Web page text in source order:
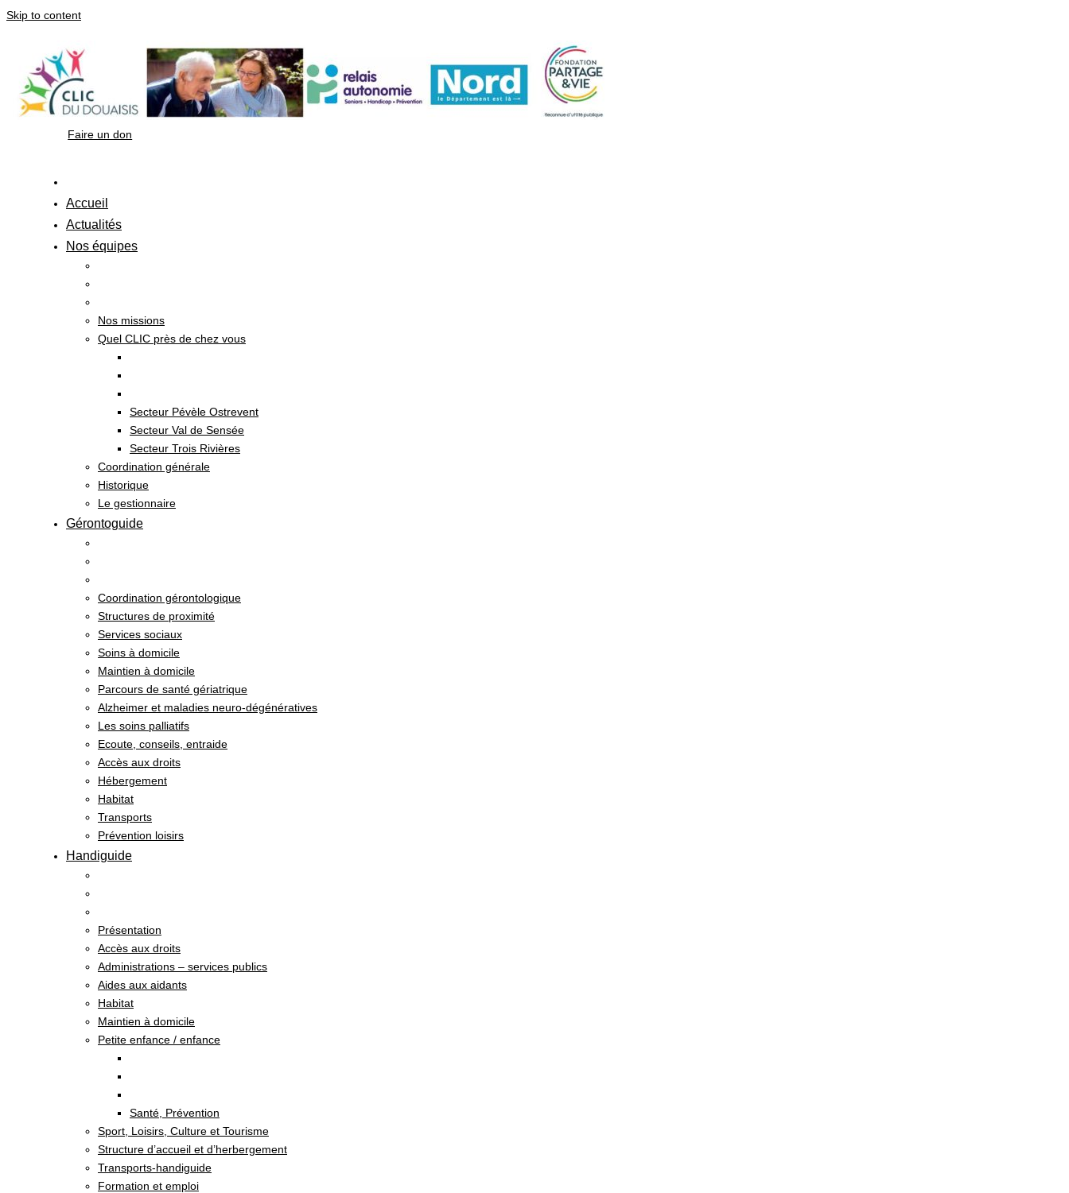
Skip to content
Faire un don
Accueil
Actualités
Nos équipes
Nos missions
Quel CLIC près de chez vous
Secteur Pévèle Ostrevent
Secteur Val de Sensée
Secteur Trois Rivières
Coordination générale
Historique
Le gestionnaire
Gérontoguide
Coordination gérontologique
Structures de proximité
Services sociaux
Soins à domicile
Maintien à domicile
Parcours de santé gériatrique
Alzheimer et maladies neuro-dégénératives
Les soins palliatifs
Ecoute, conseils, entraide
Accès aux droits
Hébergement
Habitat
Transports
Prévention loisirs
Handiguide
Présentation
Accès aux droits
Administrations – services publics
Aides aux aidants
Habitat
Maintien à domicile
Petite enfance / enfance
Santé, Prévention
Sport, Loisirs, Culture et Tourisme
Structure d’accueil et d’herbergement
Transports-handiguide
Formation et emploi